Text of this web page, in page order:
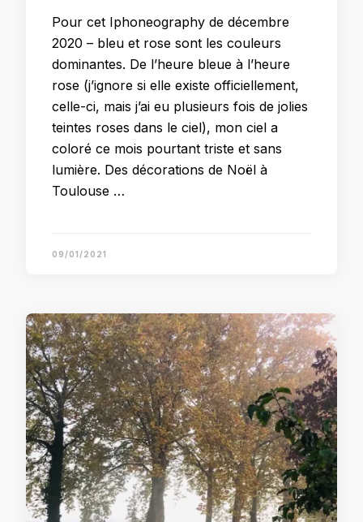
Pour cet Iphoneography de décembre
2020 – bleu et rose sont les couleurs
dominantes. De l’heure bleue à l’heure
rose (j’ignore si elle existe officiellement,
celle-ci, mais j’ai eu plusieurs fois de jolies
teintes roses dans le ciel), mon ciel a
coloré ce mois pourtant triste et sans
lumière. Des décorations de Noël à
Toulouse …
09/01/2021